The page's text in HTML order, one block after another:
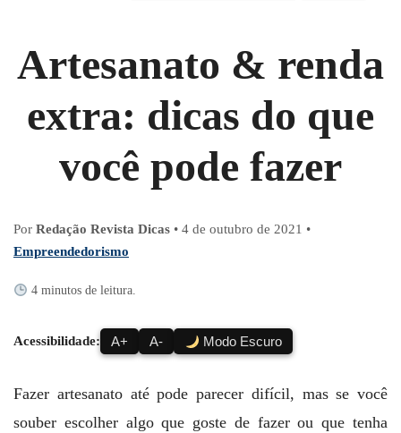
Artesanato & renda
extra: dicas do que
você pode fazer
Por Redação Revista Dicas • 4 de outubro de 2021 •
Empreendedorismo
4 minutos de leitura.
Acessibilidade: A+ A- Modo Escuro
Fazer artesanato até pode parecer difícil, mas se você
souber escolher algo que goste de fazer ou que tenha